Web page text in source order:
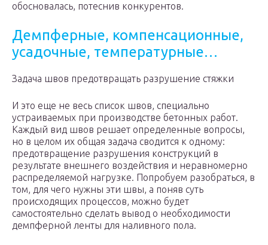
обосновалась, потеснив конкурентов.
Демпферные, компенсационные,
усадочные, температурные…
Задача швов предотвращать разрушение стяжки
И это еще не весь список швов, специально
устраиваемых при производстве бетонных работ.
Каждый вид швов решает определенные вопросы,
но в целом их общая задача сводится к одному:
предотвращение разрушения конструкций в
результате внешнего воздействия и неравномерно
распределяемой нагрузке. Попробуем разобраться, в
том, для чего нужны эти швы, а поняв суть
происходящих процессов, можно будет
самостоятельно сделать вывод о необходимости
демпферной ленты для наливного пола.